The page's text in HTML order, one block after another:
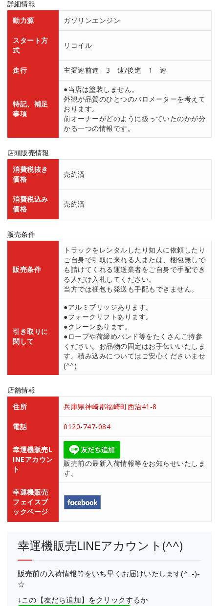
詳細情報
動力源
ガソリンエンジン
スタート方
式
リコイル
走行 主変速前進 3 速/後進 1 速
特記、補足
事項
●当店は塗装しません。
外観が品質のひとつのバロメーターを考えて
おります。
前オーナーがどのように扱っていたのかが分
かる一つの情報です。
店頭販売情報
消費税抜き
価格
売約済
消費税込み
価格
売約済
販売条件
販売条件
トラックをレンタルしたり知人に依頼したり
ご自身で引取に来れる人または、梱包無しで
も請けてくれる運送業者をご自身で手配でき
る人だけ入札してください。
当方では梱包も発送も手配もできません。
引き取りに
関して
●アルミブリッジあります。
●フォークリフトあります。
●クレーンあります。
●ロープや荷締めバンド等をたくさんご持参
ください。お品物の固定はお手伝いいたしま
す。積み込みについてはご安心くださいませ
(^^)
店舗情報
住所
兵庫県神崎郡福崎町西治41-8
電話 0120-747-084
幸運機販売L
INEアカウン
ト
販売前の最新入荷情報等をお知らせいたしま
す。
幸運機販売
フェイスブ
ックページ
幸運機販売LINEアカウント(^^)
販売前の入荷情報等をいち早くお届けいたします(^_-)-
☆
↓この【友だち追加】をクリックするか